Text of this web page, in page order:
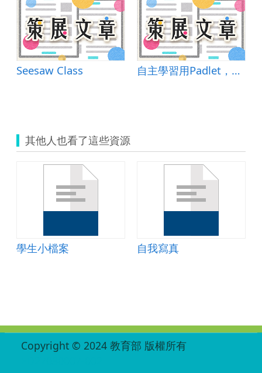
Seesaw Class 自主學習用Padlet，師生互動不會累
其他人也看了這些資源
學生小檔案 自我寫真
Copyright © 2024 教育部 版權所有